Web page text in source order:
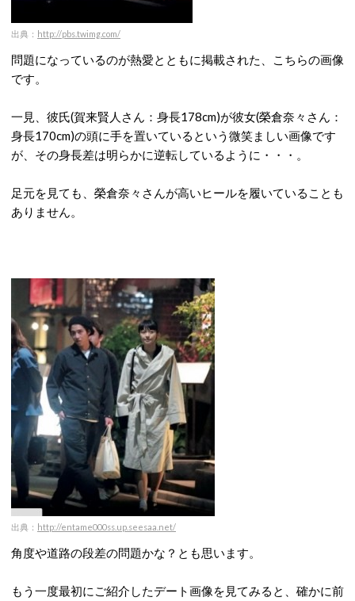
出典： http://pbs.twimg.com/
問題になっているのが熱愛とともに掲載された、こちらの画像
です。
一見、彼氏(賀来賢人さん：身長178cm)が彼女(榮倉奈々さん：
身長170cm)の頭に手を置いているという微笑ましい画像です
が、その身長差は明らかに逆転しているように・・・。
足元を見ても、榮倉奈々さんが高いヒールを履いていることも
ありません。
出典： http://entame000ss.up.seesaa.net/
角度や道路の段差の問題かな？とも思います。
もう一度最初にご紹介したデート画像を見てみると、確かに前